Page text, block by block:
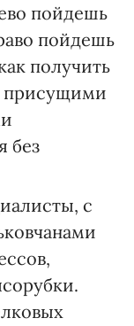
пойдешь
пойдешь
получить
присущими
без
с